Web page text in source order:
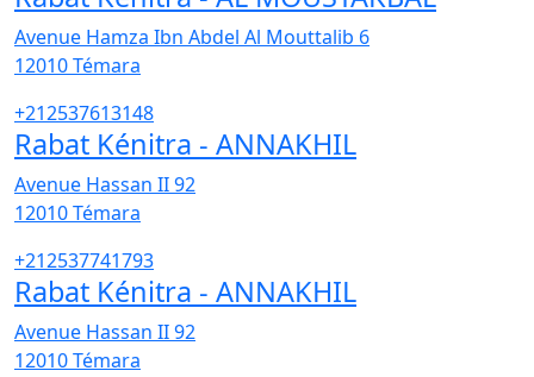
Avenue Hamza Ibn Abdel Al Mouttalib 6
12010Témara
+212537613148
Rabat Kénitra - ANNAKHIL
Avenue Hassan II 92
12010Témara
+212537741793
Rabat Kénitra - ANNAKHIL
Avenue Hassan II 92
12010Témara